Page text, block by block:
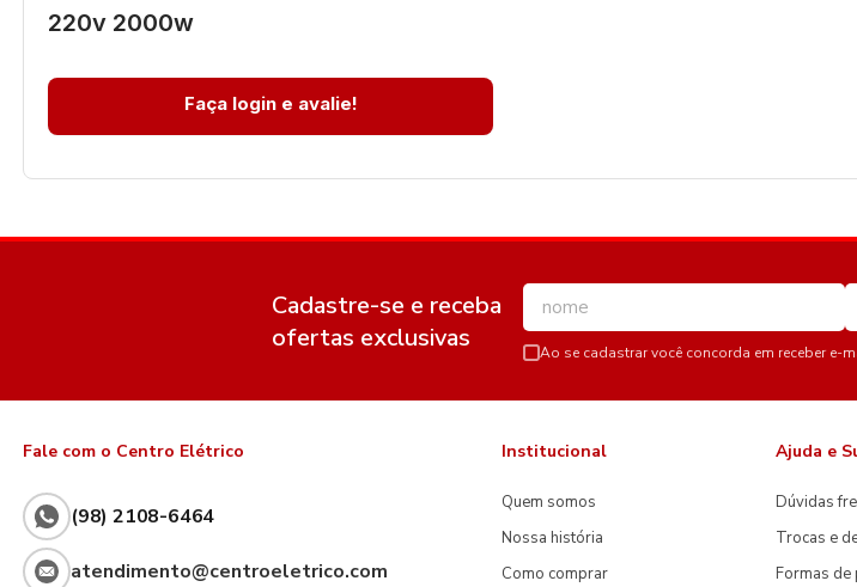
220v 2000w
Faça login e avalie!
Cadastre-se e receba
ofertas exclusivas
Ao se cadastrar você concorda em receber
Fale com o Centro Elétrico
(98) 2108-6464
atendimento@centroeletrico.com
Institucional
Quem somos
Nossa história
Como comprar
Ajuda e
Dúvidas
Trocas e
Formas de